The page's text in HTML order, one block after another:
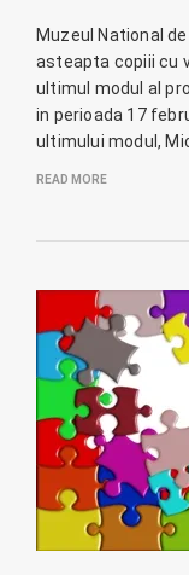
Muzeul National
asteapta copiii cu
ultimul modul al
in perioada 17
ultimului modul,
READ MORE